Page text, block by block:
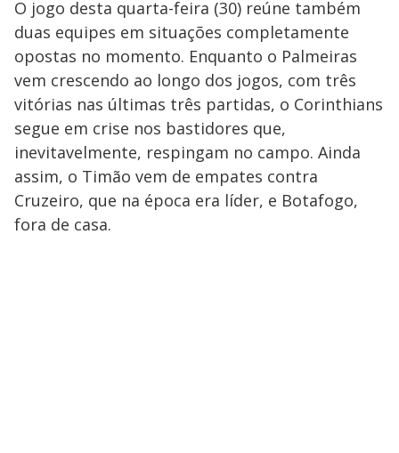
O jogo desta quarta-feira (30) reúne também
duas equipes em situações completamente
opostas no momento. Enquanto o Palmeiras
vem crescendo ao longo dos jogos, com três
vitórias nas últimas três partidas, o Corinthians
segue em crise nos bastidores que,
inevitavelmente, respingam no campo. Ainda
assim, o Timão vem de empates contra
Cruzeiro, que na época era líder, e Botafogo,
fora de casa.